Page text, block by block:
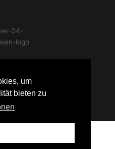
um
bieten zu
ALL RIGHTS RESERVED.